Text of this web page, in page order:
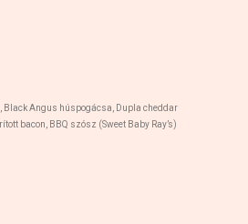
Black Angus húspogácsa, Dupla cheddar
bacon, BBQ szósz (Sweet Baby Ray’s)